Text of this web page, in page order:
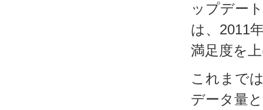
ップデー
は、2011
満足度を
これまで
データ量